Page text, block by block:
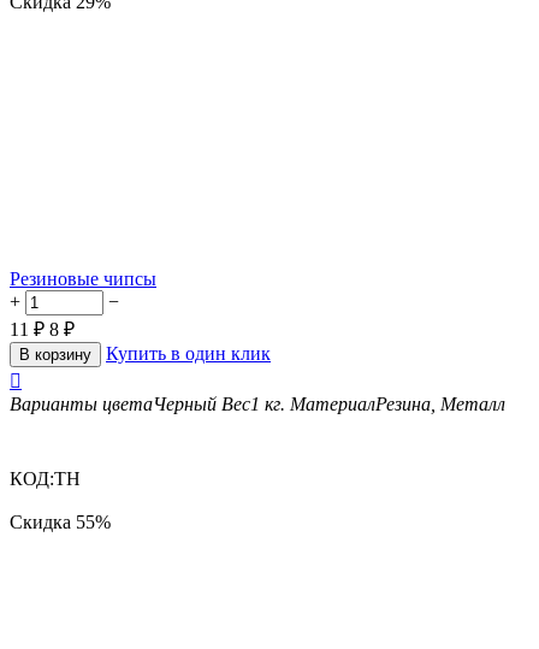
Резиновые чипсы
+
−
11 ₽ 8 ₽
В корзину
Купить в один клик

Варианты цветаЧерный Вес1 кг. МатериалРезина, Металл
КОД:ТН
Скидка 55%